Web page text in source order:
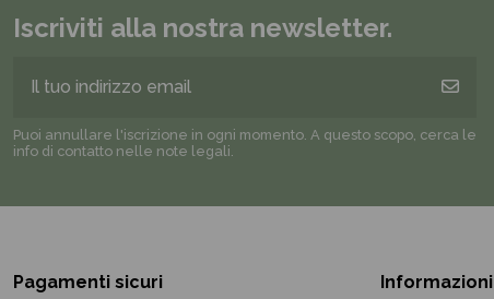
Iscriviti alla nostra newsletter.
Puoi annullare l'iscrizione in ogni momento. A questo scopo, cerca le
info di contatto nelle note legali.
Pagamenti sicuri Informazioni